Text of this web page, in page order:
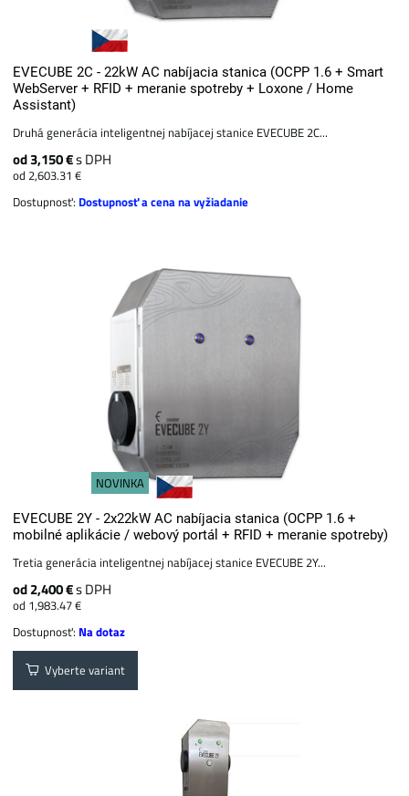
EVECUBE 2C - 22kW AC nabíjacia stanica (OCPP 1.6 + Smart
WebServer + RFID + meranie spotreby + Loxone / Home
Assistant)
Druhá generácia inteligentnej nabíjacej stanice EVECUBE 2C...
od 3,150 €s DPH
od 2,603.31 €
Dostupnosť: Dostupnosť a cena na vyžiadanie
NOVINKA
EVECUBE 2Y - 2x22kW AC nabíjacia stanica (OCPP 1.6 +
mobilné aplikácie / webový portál + ​​RFID + meranie spotreby)
Tretia generácia inteligentnej nabíjacej stanice EVECUBE 2Y...
od 2,400 €s DPH
od 1,983.47 €
Dostupnosť: Na dotaz
Vyberte variant